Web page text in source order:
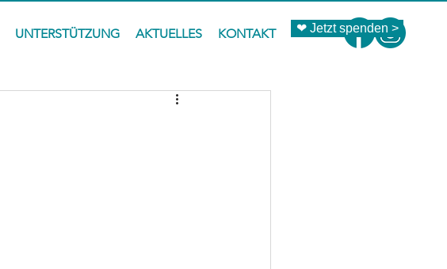
UNTERSTÜTZUNG AKTUELLES KONTAKT ❤ Jetzt spenden >